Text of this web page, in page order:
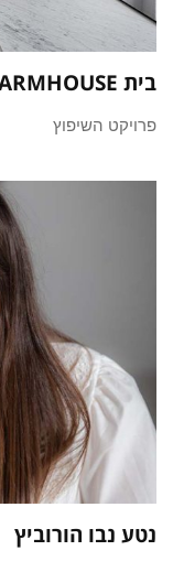
בית MODERN FARMHOUSE במרכז
פרויקט השיפוץ
נטע נבו הורוביץ